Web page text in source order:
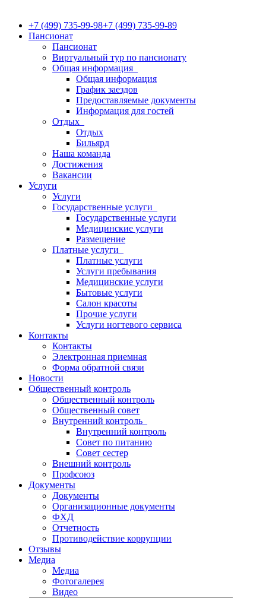
+7 (499) 735-99-98+7 (499) 735-99-89
Пансионат
Пансионат
Виртуальный тур по пансионату
Общая информация
Общая информация
График заездов
Предоставляемые документы
Информация для гостей
Отдых
Отдых
Бильярд
Наша команда
Достижения
Вакансии
Услуги
Услуги
Государственные услуги
Государственные услуги
Медицинские услуги
Размещение
Платные услуги
Платные услуги
Услуги пребывания
Медицинские услуги
Бытовые услуги
Салон красоты
Прочие услуги
Услуги ногтевого сервиса
Контакты
Контакты
Электронная приемная
Форма обратной связи
Новости
Общественный контроль
Общественный контроль
Общественный совет
Внутренний контроль
Внутренний контроль
Совет по питанию
Совет сестер
Внешний контроль
Профсоюз
Документы
Документы
Организационные документы
ФХД
Отчетность
Противодействие коррупции
Отзывы
Медиа
Медиа
Фотогалерея
Видео